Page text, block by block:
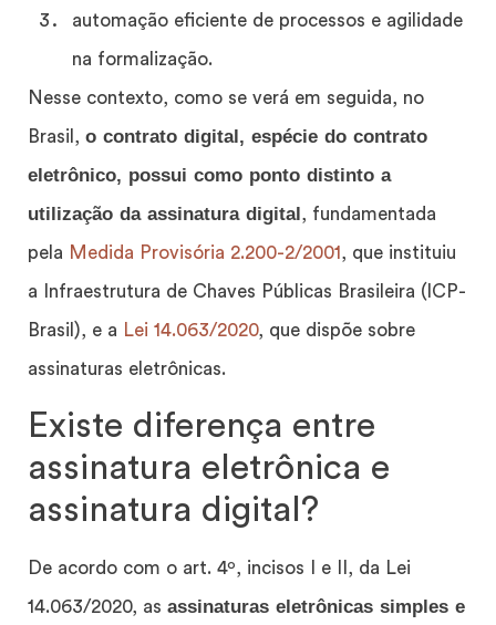
automação eficiente de processos e agilidade
na formalização.
Nesse contexto, como se verá em seguida, no
Brasil, o contrato digital, espécie do contrato
eletrônico, possui como ponto distinto a
utilização da assinatura digital , fundamentada
pela Medida Provisória 2.200-2/2001 , que instituiu
a Infraestrutura de Chaves Públicas Brasileira (ICP-
Brasil), e a Lei 14.063/2020, que dispõe sobre
assinaturas eletrônicas.
Existe diferença entre
assinatura eletrônica e
assinatura digital?
De acordo com o art. 4º, incisos I e II, da Lei
14.063/2020, as assinaturas eletrônicas simples e